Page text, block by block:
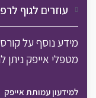
עוזרים לגוף
מידע נוסף על
מטפלי אייפק
למידעון עמותת אייפק